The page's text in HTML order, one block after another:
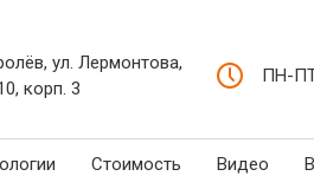
ул. Лермонтова,
корп. 3
ПН-ПТ
Стоимость Видео